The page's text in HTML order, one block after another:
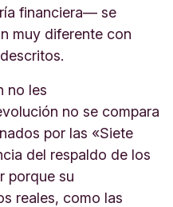
financiera— se
muy diferente con
no les
no se compara
por las «Siete
del respaldo de los
porque su
reales, como las